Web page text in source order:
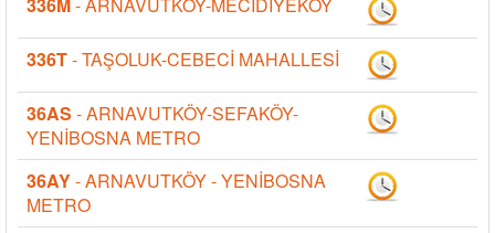
336T- TAŞOLUK-CEBECİ MAHALLESİ
36AS - ARNAVUTKÖY-SEFAKÖY-
YENİBOSNA METRO
36AY- ARNAVUTKÖY - YENİBOSNA
METRO